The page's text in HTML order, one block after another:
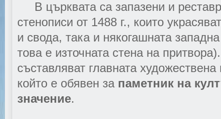
В църквата са запазени и
стенописи от 1488 г., които
и свода, така и някогашната
това е източната стена на
съставляват главната
който е обявен за паметник на
значение.